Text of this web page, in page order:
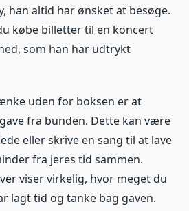
han altid har ønsket at besøge.
købe billetter til en koncert
som han har udtrykt
uden for boksen er at
fra bunden. Dette kan være
eller skrive en sang til at lave
fra jeres tid sammen.
viser virkelig, hvor meget du
lagt tid og tanke bag gaven.